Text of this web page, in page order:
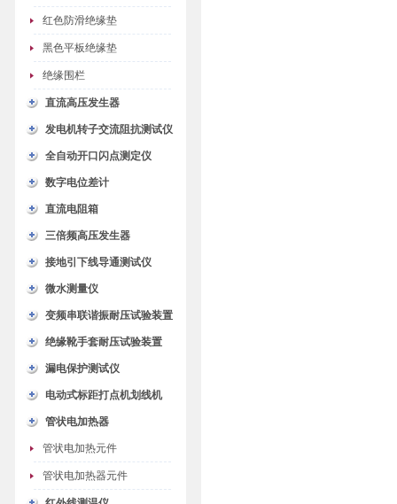
红色防滑绝缘垫
黑色平板绝缘垫
绝缘围栏
直流高压发生器
发电机转子交流阻抗测试仪
全自动开口闪点测定仪
数字电位差计
直流电阻箱
三倍频高压发生器
接地引下线导通测试仪
微水测量仪
变频串联谐振耐压试验装置
绝缘靴手套耐压试验装置
漏电保护测试仪
电动式标距打点机划线机
管状电加热器
管状电加热元件
管状电加热器元件